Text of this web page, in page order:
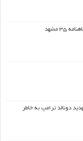
مشهد
دونالد ترامپ به خاطر